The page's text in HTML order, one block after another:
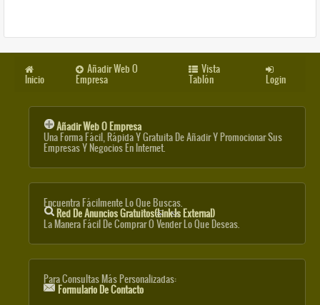
Inicio
Añadir Web O
Empresa
Vista
Tablón Login
Añadir Web O Empresa
Una Forma Fácil, Rápida Y Gratuita De Añadir Y Promocionar Sus
Empresas Y Negocios En Internet.
Encuentra Fácilmente Lo Que Buscas.
Red De Anuncios Gratuitos(link Is External)
La Manera Fácil De Comprar O Vender Lo Que Deseas.
Para Consultas Más Personalizadas:
Formulario De Contacto